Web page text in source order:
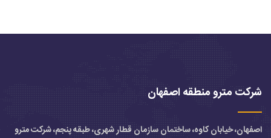
شرکت مترو منطقه اصفهان
اصفهان، خیابان کاوه، ساختمان سازمان قطار شهری، طبقه پنجم، شرکت مترو